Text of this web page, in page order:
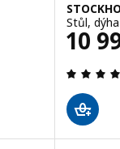
Stůl,
10